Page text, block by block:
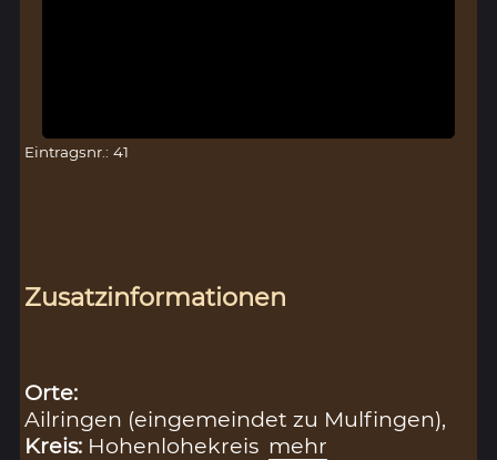
Eintragsnr.: 41
Zusatzinformationen
Orte:
Ailringen (eingemeindet zu Mulfingen),
Kreis: Hohenlohekreis mehr